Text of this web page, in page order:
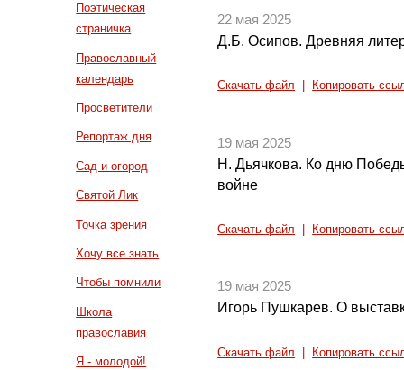
Поэтическая
страничка
Православный
календарь
Просветители
Репортаж дня
Сад и огород
Святой Лик
Точка зрения
Хочу все знать
Чтобы помнили
Школа
православия
Я - молодой!
22 мая 2025
Д.Б. Осипов. Древняя
Скачать файл Копировать
19 мая 2025
Н. Дьячкова. Ко дню
войне
Скачать файл Копировать
19 мая 2025
Игорь Пушкарев. О
Скачать файл Копировать